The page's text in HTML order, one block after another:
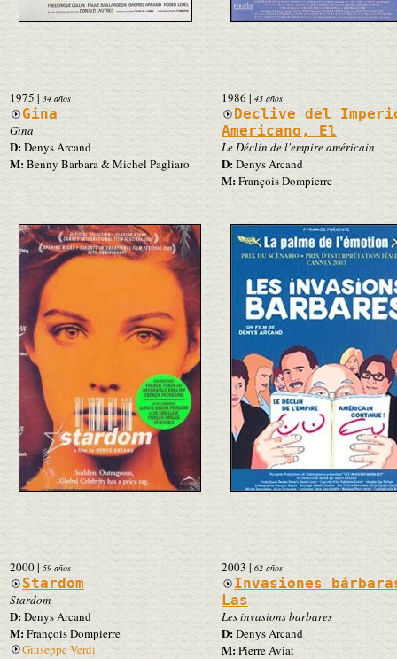
1975 | 34 años
Gina
Gina
D:Denys Arcand
M:Benny Barbara & Michel Pagliaro
1986 |45 años
Declive del
Americano, El
Le Déclin de l'empire américain
D:Denys Arcand
M: François Dompierre
2000| 59 años
Stardom
Stardom
D:Denys Arcand
M: François Dompierre
Giuseppe Verdi
2003 |62 años
Invasiones
Las
Les invasions barbares
D:Denys Arcand
M: Pierre Aviat